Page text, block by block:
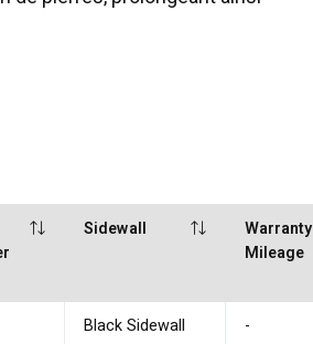
Sidewall
Warranty
Mileage
Black Sidewall -